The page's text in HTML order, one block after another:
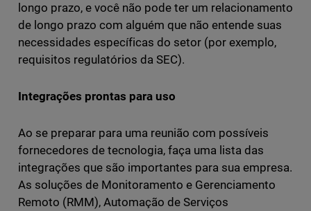
longo prazo, e você não pode ter um relacionamento
de longo prazo com alguém que não entende suas
necessidades específicas do setor (por exemplo,
requisitos regulatórios da SEC).
Integrações prontas para uso
Ao se preparar para uma reunião com possíveis
fornecedores de tecnologia, faça uma lista das
integrações que são importantes para sua empresa.
As soluções de Monitoramento e Gerenciamento
Remoto (RMM), Automação de Serviços